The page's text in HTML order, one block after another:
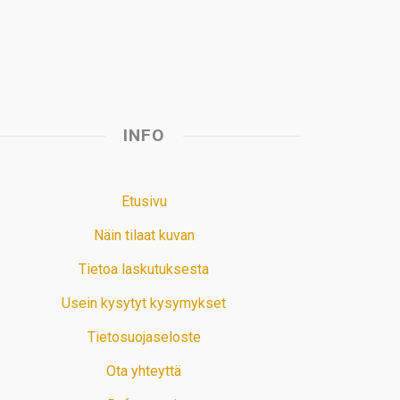
INFO
Etusivu
Näin tilaat kuvan
Tietoa laskutuksesta
Usein kysytyt kysymykset
Tietosuojaseloste
Ota yhteyttä